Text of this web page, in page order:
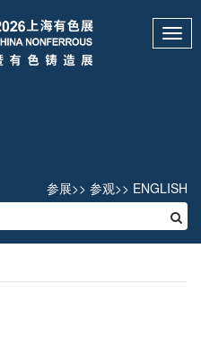
参展>> 参观>> ENGLISH